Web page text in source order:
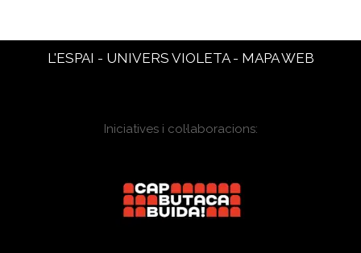
L'ESPAI - UNIVERS VIOLETA- MAPA WEB
Iniciatives i col·laboracions: